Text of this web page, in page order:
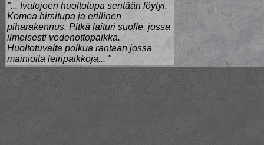
"... Ivalojoen huoltotupa sentään löytyi.
Komea hirsitupa ja erillinen
piharakennus. Pitkä laituri suolle, jossa
ilmeisesti vedenottopaikka.
Huoltotuvalta polkua rantaan jossa
mainioita leiripaikkoja... "